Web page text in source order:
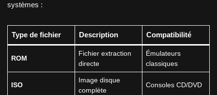
systèmes :
Type de fichier Description Compatibilité
ROM
Fichier extraction
directe
Émulateurs
classiques
ISO
Image disque
complète
Consoles CD/DVD